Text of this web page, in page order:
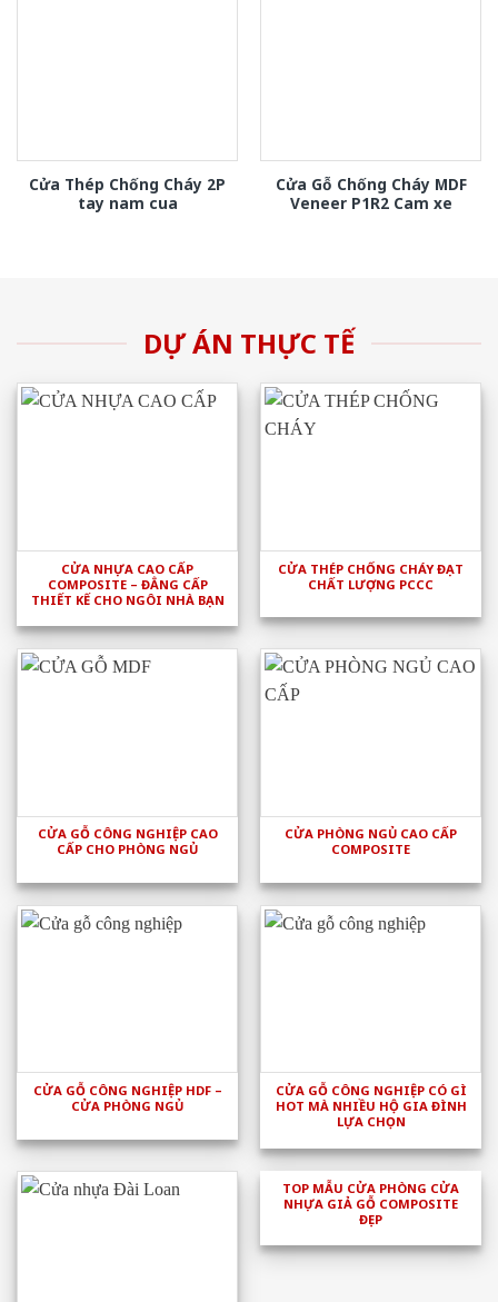
Cửa Thép Chống Cháy 2P
tay nam cua
Cửa Gỗ Chống Cháy MDF
Veneer P1R2 Cam xe
DỰ ÁN THỰC TẾ
CỬA NHỰA CAO CẤP
COMPOSITE – ĐẲNG CẤP
THIẾT KẾ CHO NGÔI NHÀ BẠN
CỬA THÉP CHỐNG CHÁY ĐẠT
CHẤT LƯỢNG PCCC
CỬA GỖ CÔNG NGHIỆP CAO
CẤP CHO PHÒNG NGỦ
CỬA PHÒNG NGỦ CAO CẤP
COMPOSITE
CỬA GỖ CÔNG NGHIỆP HDF –
CỬA PHÒNG NGỦ
CỬA GỖ CÔNG NGHIỆP CÓ GÌ
HOT MÀ NHIỀU HỘ GIA ĐÌNH
LỰA CHỌN
TOP MẪU CỬA PHÒNG CỬA
NHỰA GIẢ GỖ COMPOSITE
ĐẸP